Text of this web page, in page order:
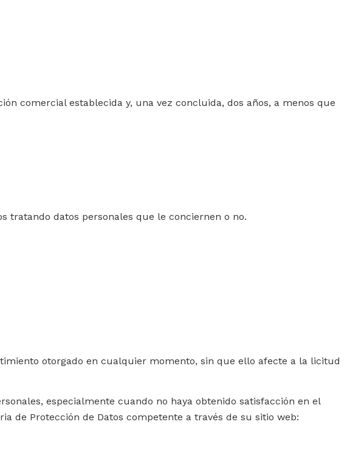
comercial establecida y, una vez concluida, dos años, a menos que
tratando datos personales que le conciernen o no.
otorgado en cualquier momento, sin que ello afecte a la licitud
especialmente cuando no haya obtenido satisfacción en el
de Protección de Datos competente a través de su sitio web: